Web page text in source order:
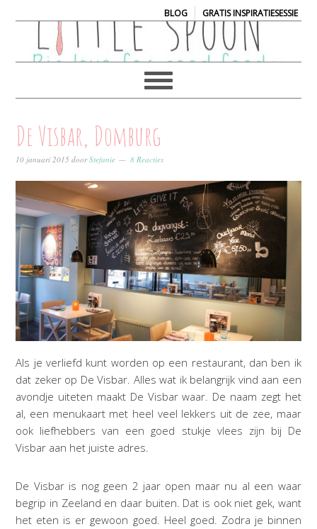
BLOG| GRATIS INSPIRATIESESSIE
De Visbar, Domburg
10 januari 2015 doorStefanie 8 Reacties
Als je verliefd kunt worden op een restaurant, dan ben ik
dat zeker op De Visbar. Alles wat ik belangrijk vind aan een
avondje uiteten maakt De Visbar waar. De naam zegt het
al, een menukaart met heel veel lekkers uit de zee, maar
ook liefhebbers van een goed stukje vlees zijn bij De
Visbar aan het juiste adres.
De Visbar is nog geen 2 jaar open maar nu al een waar
begrip in Zeeland en daar buiten. Dat is ook niet gek, want
het eten is er gewoon goed. Heel goed. Zodra je binnen